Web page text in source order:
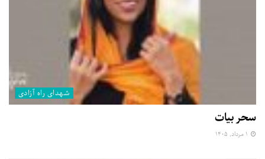
شهدای راه آزادی
سحر بیات